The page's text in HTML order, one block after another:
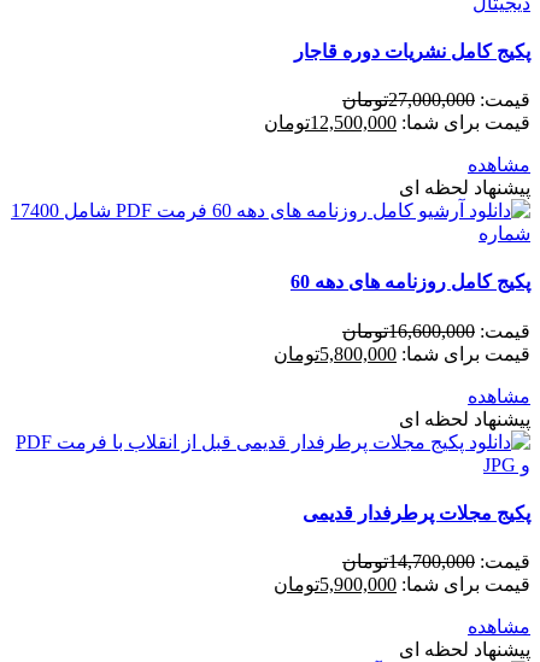
پکیج کامل نشریات دوره قاجار
قیمت: 27,000,000تومان
قیمت برای شما: 12,500,000تومان
مشاهده
پیشنهاد لحظه ای
پکیج کامل روزنامه های دهه 60
قیمت: 16,600,000تومان
قیمت برای شما: 5,800,000تومان
مشاهده
پیشنهاد لحظه ای
پکیج مجلات پرطرفدار قدیمی
قیمت: 14,700,000تومان
قیمت برای شما: 5,900,000تومان
مشاهده
پیشنهاد لحظه ای